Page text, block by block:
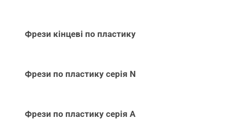
Фрези кінцеві по пластику
Фрези по пластику серія N
Фрези по пластику серія А